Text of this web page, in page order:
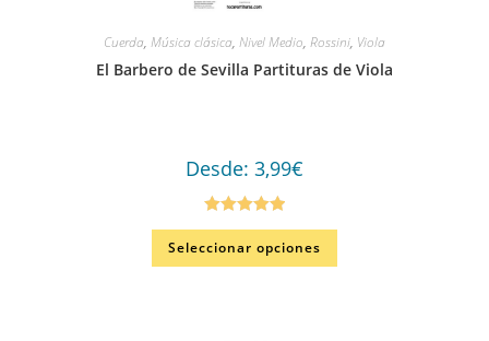
Cuerda, Música clásica, Nivel Medio, Rossini, Viola
El Barbero de Sevilla Partituras de Viola
Desde: 3,99€
Valorado en
5.00de 5
Seleccionar opciones